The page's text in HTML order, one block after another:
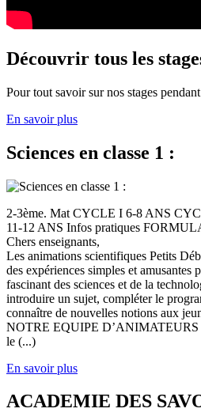
Découvrir tous les
Pour tout savoir sur nos stages
En savoir plus
Sciences en classe 1 :
2-3ème. Mat CYCLE I 6-8 ANS
11-12 ANS Infos pratiques
Chers enseignants,
Les animations scientifiques Petits
des expériences simples et amusantes
fascinant des sciences et de la
introduire un sujet, compléter le
connaître de nouvelles notions aux
NOTRE EQUIPE D’ANIMATEURS
le (...)
En savoir plus
ACADEMIE DES